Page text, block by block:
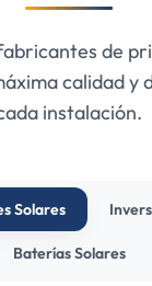
de
calidad y
instalación.
Solares
Baterías Solares